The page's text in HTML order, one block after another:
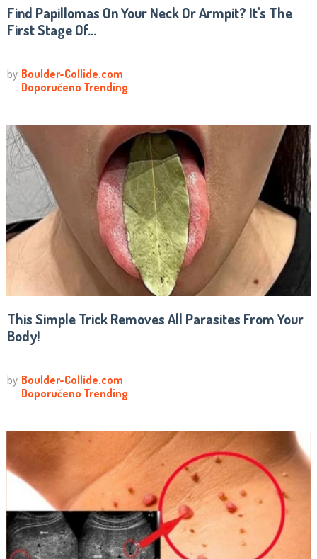
Find Papillomas On Your Neck Or Armpit? It's The
First Stage Of...
This Simple Trick Removes All Parasites From Your
Body!